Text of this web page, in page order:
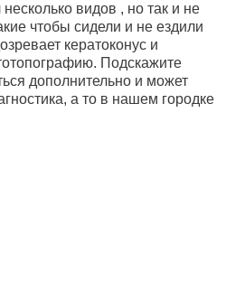
видов , но так и не
чтобы сидели и не ездили
кератоконус и
Подскажите
дополнительно и может
а то в нашем городке